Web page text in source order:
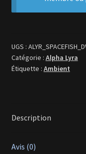
UGS :
Catégorie : Alpha Lyra
Étiquette : Ambient
Description
Avis (0)